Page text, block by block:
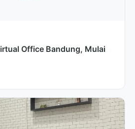
Office Bandung, Mulai